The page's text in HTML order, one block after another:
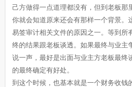
己方做得一点道理都没有，但到老板那
你就会知道原来还会有那样一个背景。
易签审计相关文件的原因之一。等到所
终的结果跟老板谈透。如果最终与业主
说一声，最好是出面与业主方老板最终
的最终确定有好处。
到这个时候，也基本就是一个财务收钱